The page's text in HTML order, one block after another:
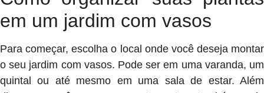
em um jardim com vasos
Para começar, escolha o local onde você deseja montar
o seu jardim com vasos. Pode ser em uma varanda, um
quintal ou até mesmo em uma sala de estar. Além